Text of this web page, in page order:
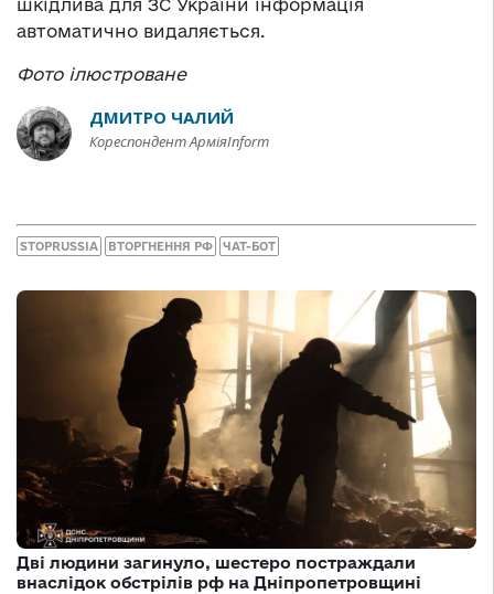
шкідлива для ЗС України інформація
автоматично видаляється.
Фото ілюстроване
ДМИТРО ЧАЛИЙ
Кореспондент АрміяInform
STOPRUSSIA ВТОРГНЕННЯ РФ ЧАТ-БОТ
Дві людини загинуло, шестеро постраждали
внаслідок обстрілів рф на Дніпропетровщині